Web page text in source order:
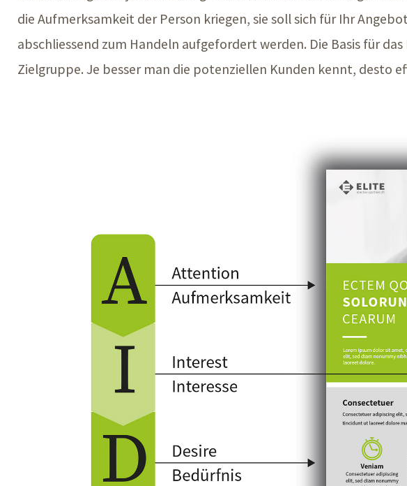
die Aufmerksamkeit der Person kriegen, sie soll sich für Ihr
abschliessend zum Handeln aufgefordert werden. Die Basis für
Zielgruppe. Je besser man die potenziellen Kunden kennt, desto